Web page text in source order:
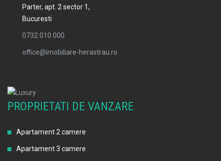
Parter, apt. 2 sector 1,
Bucuresti
0732 010 000
office@imobiliare-herastrau.ro
PROPRIETATI DE VANZARE
Apartament 2 camere
Apartament 3 camere